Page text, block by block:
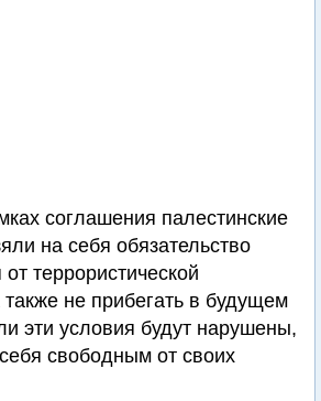
соглашения палестинские
на себя обязательство
террористической
также не прибегать в будущем
эти условия будут нарушены,
свободным от своих